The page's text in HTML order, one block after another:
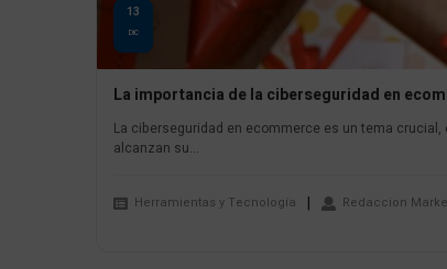
13
DIC
La importancia de la ciberseguridad en
La ciberseguridad en ecommerce es un tema
alcanzan su...
Herramientas y Tecnología Redaccion